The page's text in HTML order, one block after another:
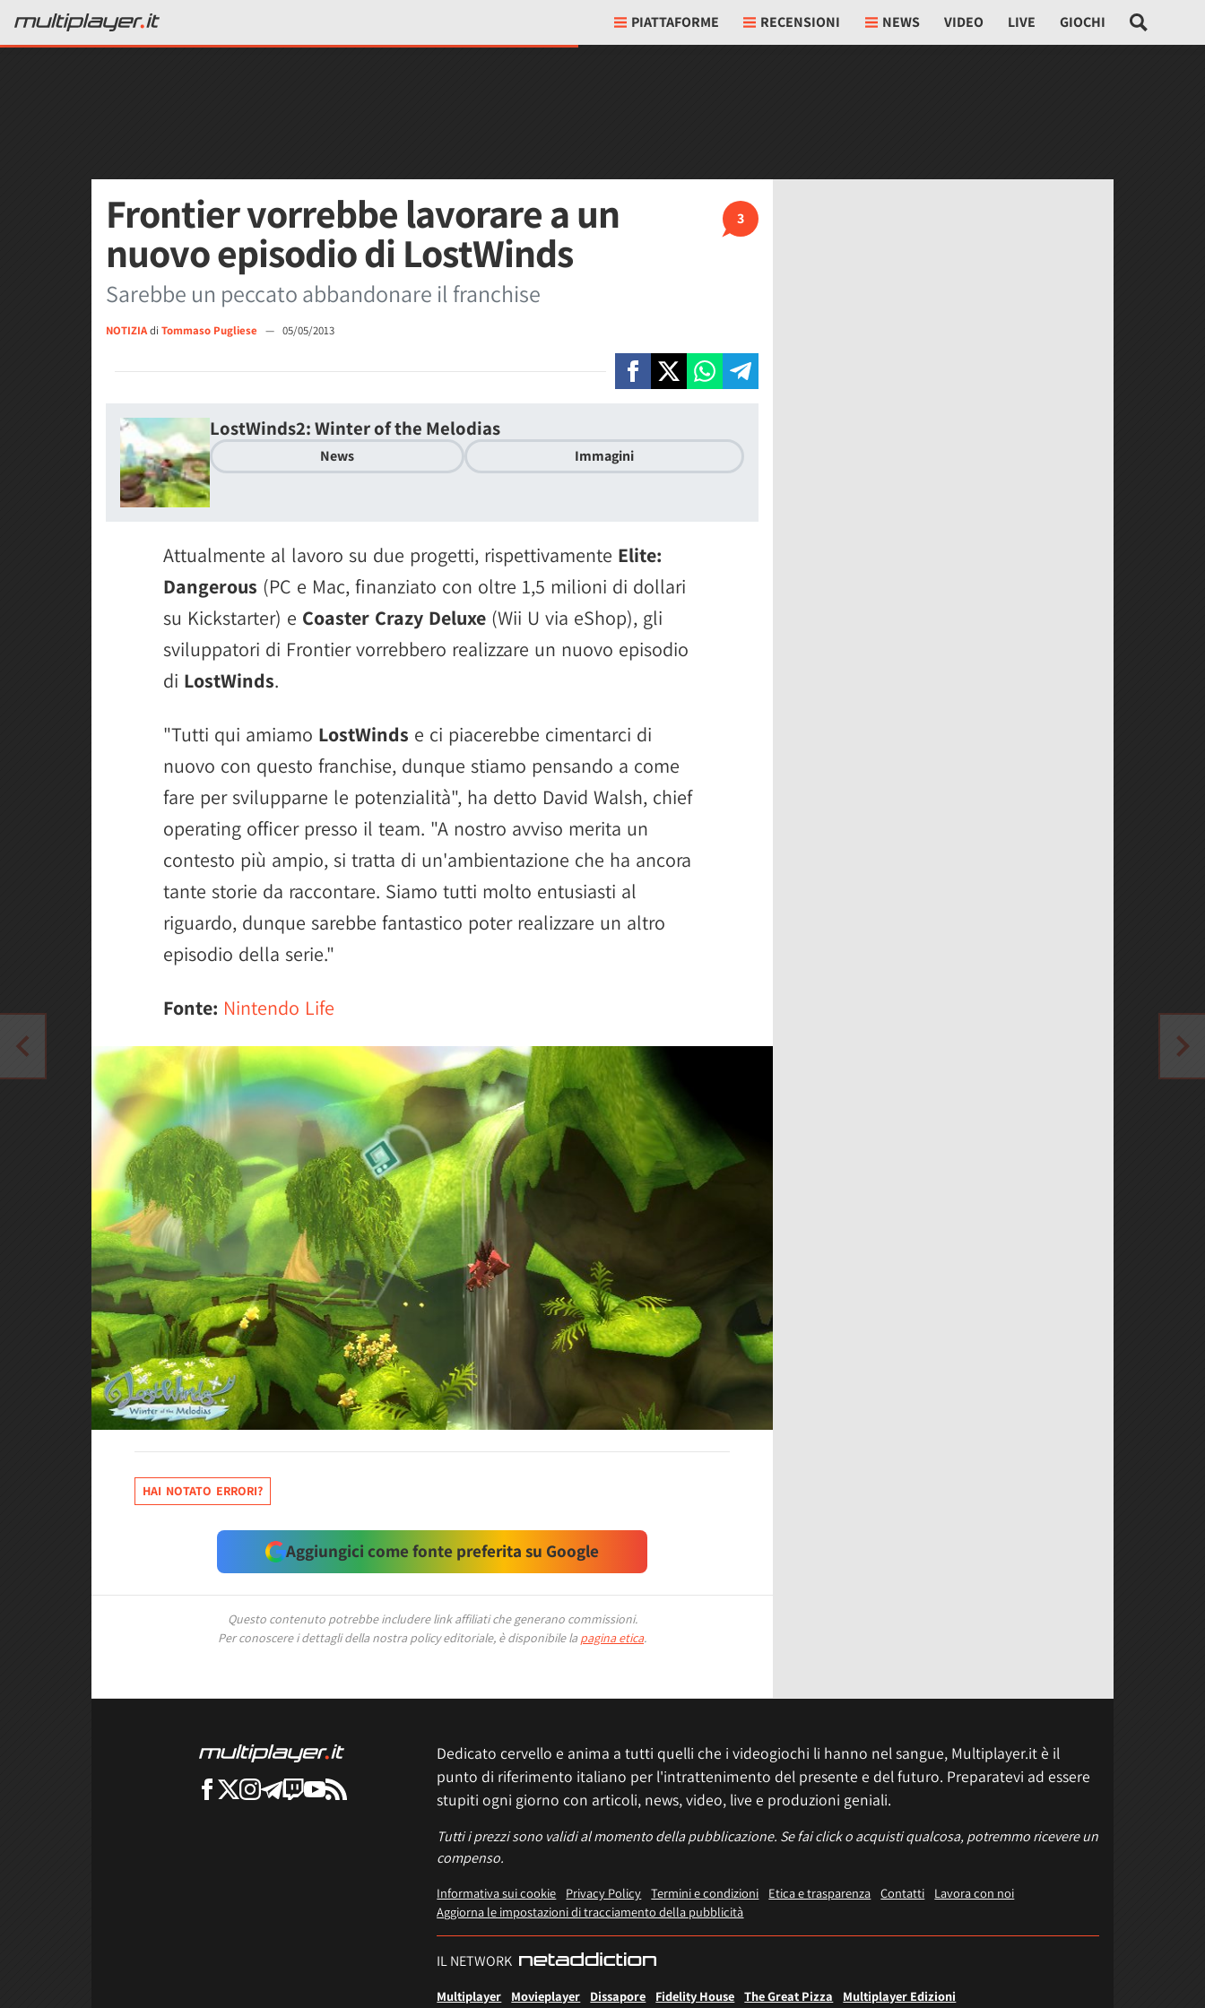
PIATTAFORME RECENSIONI NEWS VIDEO LIVE GIOCHI
3
Frontier vorrebbe lavorare a un
nuovo episodio di LostWinds
Sarebbe un peccato abbandonare il franchise
NOTIZIAdi Tommaso Pugliese — 05/05/2013
LostWinds2: Winter of the Melodias
News Immagini
Attualmente al lavoro su due progetti, rispettivamente Elite:
Dangerous (PC e Mac, finanziato con oltre 1,5 milioni di dollari
su Kickstarter) e Coaster Crazy Deluxe (Wii U via eShop), gli
sviluppatori di Frontier vorrebbero realizzare un nuovo episodio
di LostWinds.
"Tutti qui amiamo LostWinds e ci piacerebbe cimentarci di
nuovo con questo franchise, dunque stiamo pensando a come
fare per svilupparne le potenzialità", ha detto David Walsh, chief
operating officer presso il team. "A nostro avviso merita un
contesto più ampio, si tratta di un'ambientazione che ha ancora
tante storie da raccontare. Siamo tutti molto entusiasti al
riguardo, dunque sarebbe fantastico poter realizzare un altro
episodio della serie."
Fonte: Nintendo Life
HAI NOTATO ERRORI?
Aggiungici come fonte preferita su Google
Questo contenuto potrebbe includere link affiliati che generano commissioni.
Per conoscere i dettagli della nostra policy editoriale, è disponibile la pagina etica.
Dedicato cervello e anima a tutti quelli che i videogiochi li hanno nel sangue, Multiplayer.it è il
punto di riferimento italiano per l'intrattenimento del presente e del futuro. Preparatevi ad essere
stupiti ogni giorno con articoli, news, video, live e produzioni geniali.
Tutti i prezzi sono validi al momento della pubblicazione. Se fai click o acquisti qualcosa, potremmo ricevere un
compenso.
Informativa sui cookie Privacy Policy Termini e condizioni Etica e trasparenza Contatti
Lavora con noi
Aggiorna le impostazioni di tracciamento della pubblicità
IL NETWORK
Multiplayer Movieplayer Dissapore Fidelity House The Great Pizza Multiplayer Edizioni